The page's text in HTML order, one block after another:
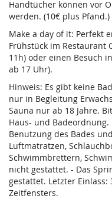
Handtücher können vor
werden. (10€ plus Pfand.)
Make a day of it: Perfekt
Frühstück im Restaurant
11h) oder einen Besuch
ab 17 Uhr).
Hinweis: Es gibt keine
nur in Begleitung
Sauna nur ab 18 Jahre.
Haus- und
Benutzung des Bades
Luftmatratzen,
Schwimmbrettern,
nicht gestattet. - Das
gestattet. Letzter
Zeitfensters.